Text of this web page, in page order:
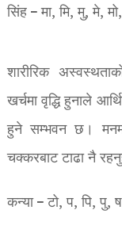
सिंह – मा, मि, मु, मे,
शारीरिक
खर्चमा वृद्धि हुनाले
हुने सम्भवन छ।
चक्करबाट टाढा नै
कन्या – टो, प, पि,